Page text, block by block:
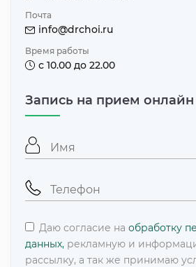
Запись на прием онлайн
Даю согласие на обработку
данных, рекламную и
рассылку, а так же принимаю
Почта
info@drchoi.ru
Время работы
с 10.00 до 22.00